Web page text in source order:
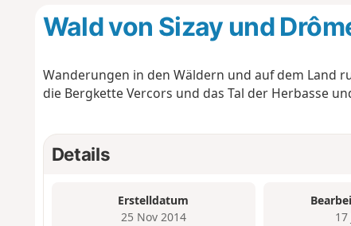
Wald von Sizay und
Wanderungen in den Wäldern und auf dem Land
die Bergkette Vercors und das Tal der Herbasse
Details
Erstelldatum
25 Nov 2014
17